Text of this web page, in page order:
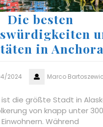
Die besten
in
2024 Marco
die größte Stadt in
von knapp unter
Einwohnern. Während